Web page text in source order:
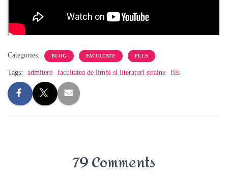
Categories: BLOG FACULTATE FLLS
Tags: admitere facultatea de limbi si literaturi straine flls
79 Comments